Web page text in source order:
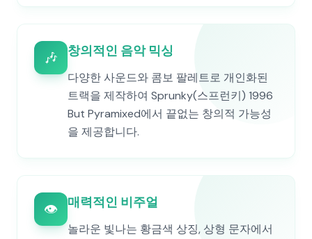
🎶 창의적인 음악 믹싱
다양한 사운드와 콤보 팔레트로 개인화된
트랙을 제작하여 Sprunky(스프런키) 1996
But Pyramixed에서 끝없는 창의적 가능성
을 제공합니다.
👁️ 매력적인 비주얼
놀라운 빛나는 황금색 상징, 상형 문자에서